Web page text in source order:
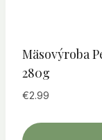
Mäsovýroba
280g
€2.99